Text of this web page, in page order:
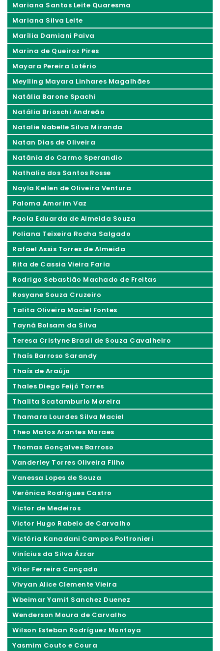
Mariana Santos Leite Quaresma
Mariana Silva Leite
Marília Damiani Paiva
Marina de Queiroz Pires
Mayara Pereira Lotério
Meylling Mayara Linhares Magalhães
Natália Barone Spachi
Natália Brioschi Andreão
Natalie Nabelle Silva Miranda
Natan Dias de Oliveira
Natânia do Carmo Sperandio
Nathalia dos Santos Rosse
Nayla Kellen de Oliveira Ventura
Paloma Amorim Vaz
Paola Eduarda de Almeida Souza
Poliana Teixeira Rocha Salgado
Rafael Assis Torres de Almeida
Rita de Cassia Vieira Faria
Rodrigo Sebastião Machado de Freitas
Rosyane Souza Cruzeiro
Talita Oliveira Maciel Fontes
Tayná Bolsam da Silva
Teresa Cristyne Brasil de Souza Cavalheiro
Thaís Barroso Sarandy
Thaís de Araújo
Thales Diego Feijó Torres
Thalita Scatamburlo Moreira
Thamara Lourdes Silva Maciel
Theo Matos Arantes Moraes
Thomas Gonçalves Barroso
Vanderley Torres Oliveira Filho
Vanessa Lopes de Souza
Verônica Rodrigues Castro
Victor de Medeiros
Victor Hugo Rabelo de Carvalho
Victória Kanadani Campos Poltronieri
Vinícius da Silva Ázzar
Vítor Ferreira Cançado
Vívyan Alice Clemente Vieira
Wbeimar Yamit Sanchez Duenez
Wenderson Moura de Carvalho
Wilson Esteban Rodríguez Montoya
Yasmim Couto e Coura